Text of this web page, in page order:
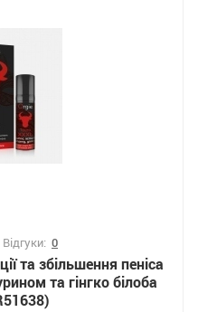
Відгуки: 0
та збільшення пеніса
та гінгко білоба